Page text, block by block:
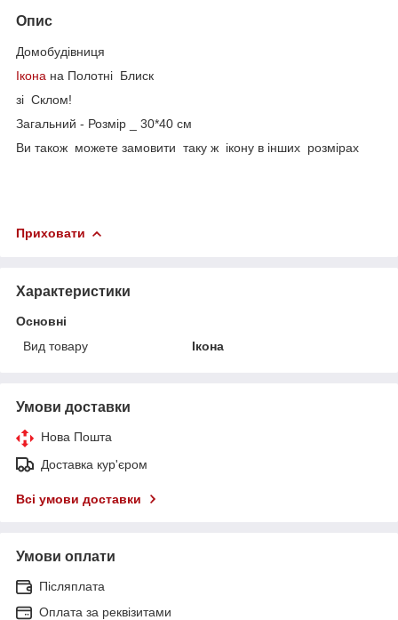
Опис
Домобудівниця
Ікона на Полотні Блиск
зі Склом!
Загальний - Розмір _ 30*40 см
Ви також можете замовити таку ж ікону в інших розмірах
Приховати
Характеристики
Основні
Вид товару
Ікона
Умови доставки
Нова Пошта
Доставка кур'єром
Всі умови доставки
Умови оплати
Післяплата
Оплата за реквізитами